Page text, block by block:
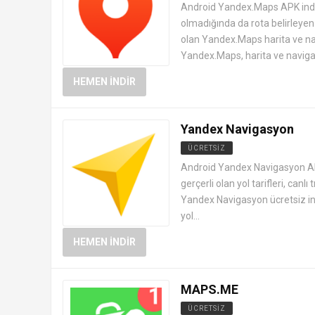
ANDROID HARITA VE
Android Yandex.Maps APK
olmadığında da rota
olan Yandex.Maps harita ve
Yandex.Maps, harita ve
HEMEN İNDIR
Yandex Navigasyon
ÜCRETSIZ
ANDROID HARITA VE
Android Yandex Navigasyon
gerçerli olan yol tarifleri, canlı
Yandex Navigasyon ücretsiz
yol...
HEMEN İNDIR
MAPS.ME
ÜCRETSIZ